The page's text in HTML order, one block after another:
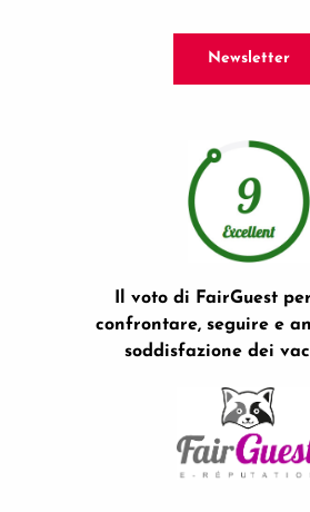
Newsletter
Il voto di FairGuest
confrontare, seguire e
soddisfazione dei